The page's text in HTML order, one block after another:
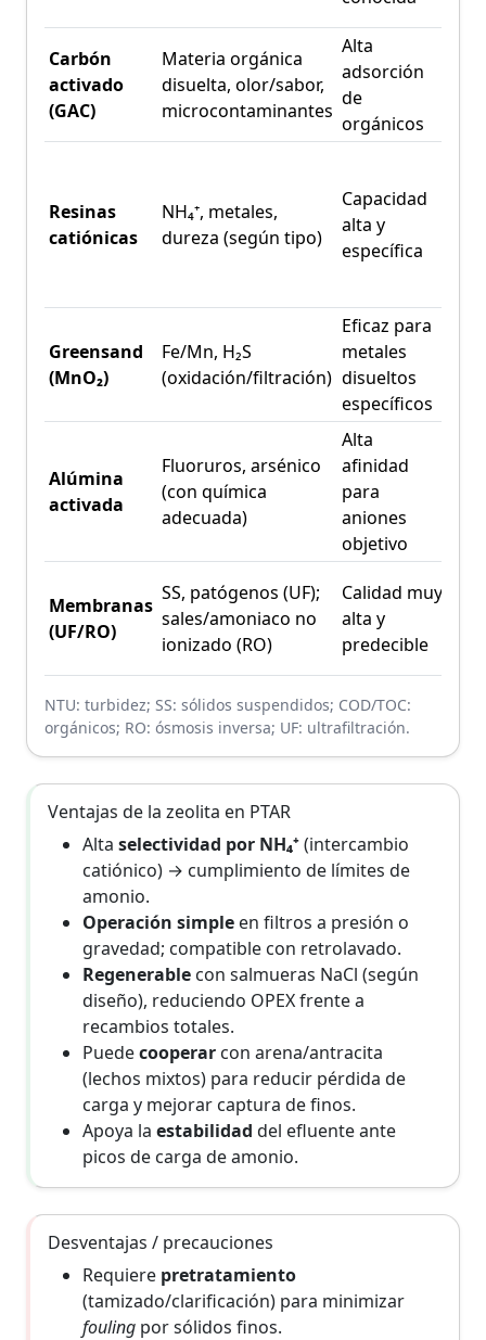
Carbón
activado
(GAC)
Materia orgánica
disuelta, olor/sabor,
microcontaminantes
Alta
adsorción
de
orgánicos
Resinas
catiónicas
NH₄⁺, metales,
dureza (según tipo)
Capacidad
alta y
específica
Greensand
(MnO₂)
Fe/Mn, H₂S
(oxidación/filtración)
Eficaz para
metales
disueltos
específicos
Alúmina
activada
Fluoruros, arsénico
(con química
adecuada)
Alta
afinidad
para
aniones
objetivo
Membranas
(UF/RO)
SS, patógenos (UF);
sales/amoniaco no
ionizado (RO)
Calidad muy
alta y
predecible
NTU: turbidez; SS: sólidos suspendidos; COD/TOC:
orgánicos; RO: ósmosis inversa; UF: ultrafiltración.
Ventajas de la zeolita en PTAR
Alta selectividad por NH₄⁺(intercambio
catiónico) → cumplimiento de límites de
amonio.
Operación simple en filtros a presión o
gravedad; compatible con retrolavado.
Regenerable con salmueras NaCl (según
diseño), reduciendo OPEX frente a
recambios totales.
Puedecooperar con arena/antracita
(lechos mixtos) para reducir pérdida de
carga y mejorar captura de finos.
Apoya la estabilidad del efluente ante
picos de carga de amonio.
Desventajas / precauciones
Requiere pretratamiento
(tamizado/clarificación) para minimizar
fouling por sólidos finos.